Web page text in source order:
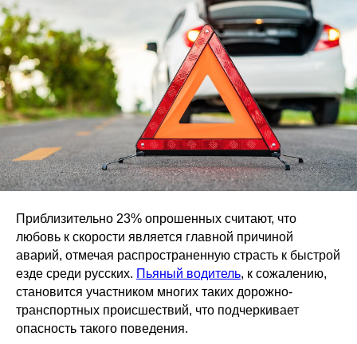
Приблизительно 23% опрошенных считают, что
любовь к скорости является главной причиной
аварий, отмечая распространенную страсть к быстрой
езде среди русских. Пьяный водитель, к сожалению,
становится участником многих таких дорожно-
транспортных происшествий, что подчеркивает
опасность такого поведения.